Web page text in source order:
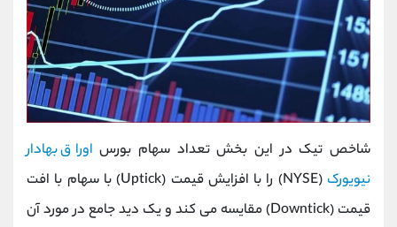
شاخص تیک در این بخش تعداد سهام بورس اوراق بهادار
نیویورک (
NYSE) را با افزایش قیمت (Uptick) با سهام با افت
قیمت (Downtick) مقایسه می کند و یک دید جامع در مورد آن